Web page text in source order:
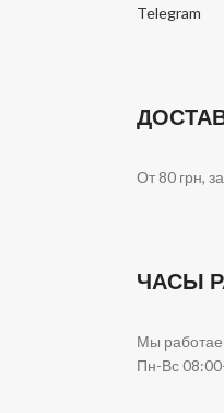
Telegram
От 80 грн,
ЧАСЫ
Мы
Пн-Вс